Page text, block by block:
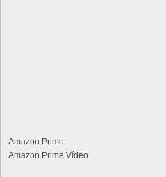
Amazon Prime
Amazon Prime Vídeo